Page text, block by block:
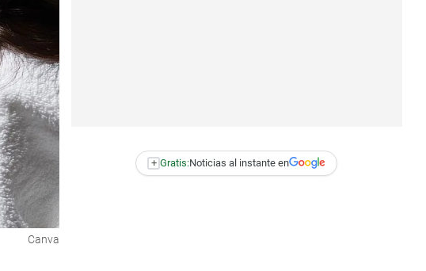
Canva
+ Gratis:Noticias al instante en